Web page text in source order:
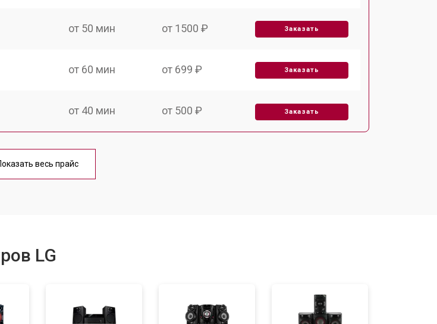
от 50 мин от 1500 ₽ Заказать
от 60 мин от 699 ₽ Заказать
от 40 мин от 500 ₽ Заказать
от 60 мин
от 40 мин от 500 ₽ Заказать
весь прайс
LG